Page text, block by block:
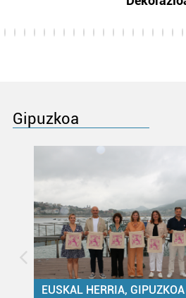
Gipuzkoa
EUSKAL HERRIA, GIPUZKOA